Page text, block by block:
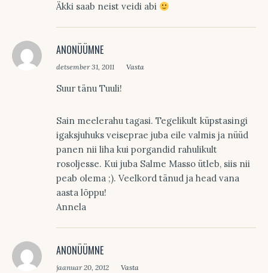
Äkki saab neist veidi abi
ANONÜÜMNE
detsember 31, 2011 Vasta
Suur tänu Tuuli!
Sain meelerahu tagasi. Tegelikult küpstasingi
igaksjuhuks veiseprae juba eile valmis ja nüüd
panen nii liha kui porgandid rahulikult
rosoljesse. Kui juba Salme Masso ütleb, siis nii
peab olema ;). Veelkord tänud ja head vana
aasta lõppu!
Annela
ANONÜÜMNE
jaanuar 20, 2012 Vasta